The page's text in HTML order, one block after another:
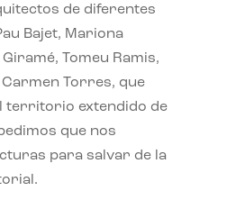
de diferentes
Bajet, Mariona
Tomeu Ramis,
Carmen Torres, que
territorio extendido de
que nos
para salvar de la